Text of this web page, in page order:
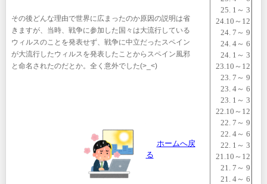
25. 1～ 3
24.10～12
24. 7～ 9
24. 4～ 6
24. 1～ 3
23.10～12
23. 7～ 9
23. 4～ 6
23. 1～ 3
22.10～12
22. 7～ 9
22. 4～ 6
22. 1～ 3
21.10～12
21. 7～ 9
21. 4～ 6
その後どんな理由で世界に広まったのか原因の説明は省
きますが、当時、戦争に参加した国々は大流行している
ウィルスのことを発表せず、戦争に中立だったスペイン
が大流行したウィルスを発表したことからスペイン風邪
と命名されたのだとか。全く意外でした(>_<)
ホームへ戻
る